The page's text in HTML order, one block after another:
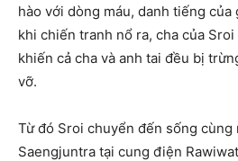
hào với dòng máu, danh tiếng
khi chiến tranh nổ ra, cha của
khiến cả cha và anh tai đều bị
vỡ.
Từ đó Sroi chuyển đến sống cùng
Saengjuntra tại cung điện